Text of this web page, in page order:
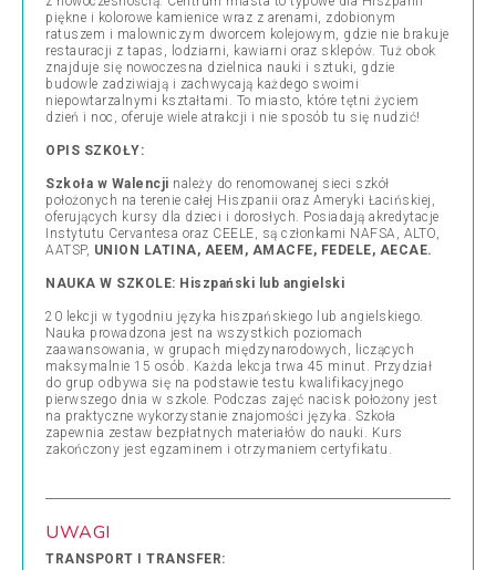
piękne i kolorowe kamienice wraz z arenami, zdobionym
ratuszem i malowniczym dworcem kolejowym, gdzie nie brakuje
restauracji z tapas, lodziarni, kawiarni oraz sklepów. Tuż obok
znajduje się nowoczesna dzielnica nauki i sztuki, gdzie
budowle zadziwiają i zachwycają każdego swoimi
niepowtarzalnymi kształtami. To miasto, które tętni życiem
dzień i noc, oferuje wiele atrakcji i nie sposób tu się nudzić!
OPIS SZKOŁY:
Szkoła w Walencji należy do renomowanej sieci szkół
położonych na terenie całej Hiszpanii oraz Ameryki Łacińskiej,
oferujących kursy dla dzieci i dorosłych. Posiadają akredytacje
Instytutu Cervantesa oraz CEELE, są członkami NAFSA, ALTO,
AATSP, UNION LATINA, AEEM, AMACFE, FEDELE, AECAE.
NAUKA W SZKOLE: Hiszpań ski lub angielski
20 lekcji w tygodniu języka hiszpańskiego lub angielskiego.
Nauka prowadzona jest na wszystkich poziomach
zaawansowania, w grupach międzynarodowych, liczących
maksymalnie 15 osób. Każda lekcja trwa 45 minut. Przydział
do grup odbywa się na podstawie testu kwalifikacyjnego
pierwszego dnia w szkole. Podczas zajęć nacisk położony jest
na praktyczne wykorzystanie znajomości języka. Szkoła
zapewnia zestaw bezpłatnych materiałów do nauki. Kurs
zakończony jest egzaminem i otrzymaniem certyfikatu.
UWAGI
TRANSPORT I TRANSFER: